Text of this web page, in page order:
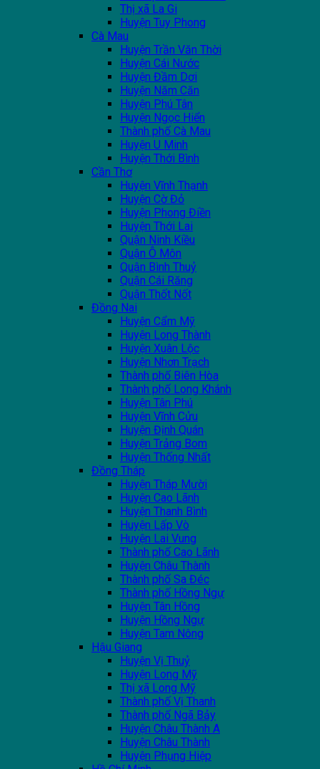
Thị xã La Gi
Huyện Tuy Phong
Cà Mau
Huyện Trần Văn Thời
Huyện Cái Nước
Huyện Đầm Dơi
Huyện Năm Căn
Huyện Phú Tân
Huyện Ngọc Hiển
Thành phố Cà Mau
Huyện U Minh
Huyện Thới Bình
Cần Thơ
Huyện Vĩnh Thạnh
Huyện Cờ Đỏ
Huyện Phong Điền
Huyện Thới Lai
Quận Ninh Kiều
Quận Ô Môn
Quận Bình Thuỷ
Quận Cái Răng
Quận Thốt Nốt
Đồng Nai
Huyện Cẩm Mỹ
Huyện Long Thành
Huyện Xuân Lộc
Huyện Nhơn Trạch
Thành phố Biên Hòa
Thành phố Long Khánh
Huyện Tân Phú
Huyện Vĩnh Cửu
Huyện Định Quán
Huyện Trảng Bom
Huyện Thống Nhất
Đồng Tháp
Huyện Tháp Mười
Huyện Cao Lãnh
Huyện Thanh Bình
Huyện Lấp Vò
Huyện Lai Vung
Thành phố Cao Lãnh
Huyện Châu Thành
Thành phố Sa Đéc
Thành phố Hồng Ngự
Huyện Tân Hồng
Huyện Hồng Ngự
Huyện Tam Nông
Hậu Giang
Huyện Vị Thuỷ
Huyện Long Mỹ
Thị xã Long Mỹ
Thành phố Vị Thanh
Thành phố Ngã Bảy
Huyện Châu Thành A
Huyện Châu Thành
Huyện Phụng Hiệp